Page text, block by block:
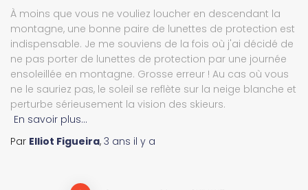
À moins que vous ne vouliez loucher en descendant la
montagne, une bonne paire de lunettes de protection est
indispensable. Je me souviens de la fois où j'ai décidé de
ne pas porter de lunettes de protection par une journée
ensoleillée en montagne. Grosse erreur ! Au cas où vous
ne le sauriez pas, le soleil se reflète sur la neige blanche et
perturbe sérieusement la vision des skieurs.
En savoir plus…
Par Elliot Figueira, 3 ans il y a